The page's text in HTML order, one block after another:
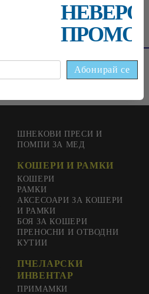
ШНЕКОВИ ПРЕСИ И
ПОМПИ ЗА МЕД
КОШЕРИ И РАМКИ
КОШЕРИ
РАМКИ
АКСЕСОАРИ ЗА КОШЕРИ
И РАМКИ
БОЯ ЗА КОШЕРИ
ПРЕНОСНИ И ОТВОДНИ
КУТИИ
ПЧЕЛАРСКИ
ИНВЕНТАР
ПРИМАМКИ